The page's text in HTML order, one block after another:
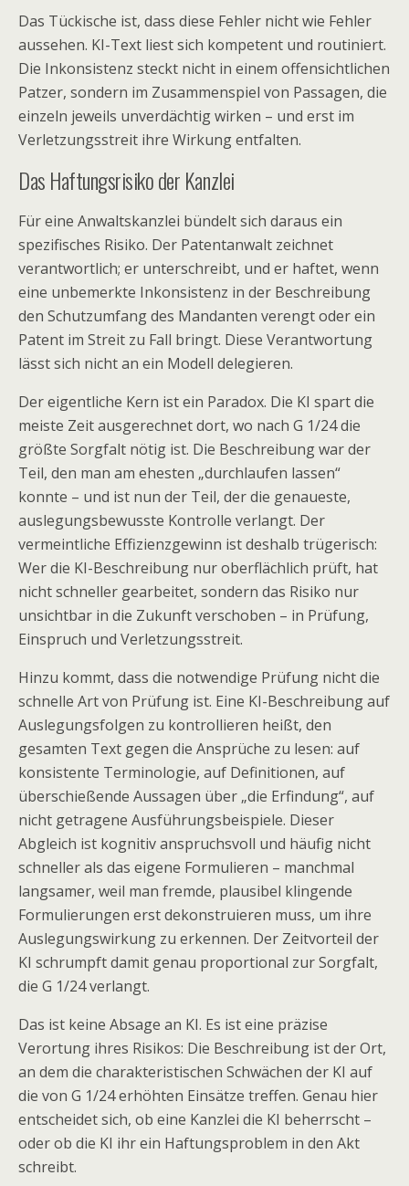
Das Tückische ist, dass diese Fehler nicht wie Fehler
aussehen. KI-Text liest sich kompetent und routiniert.
Die Inkonsistenz steckt nicht in einem offensichtlichen
Patzer, sondern im Zusammenspiel von Passagen, die
einzeln jeweils unverdächtig wirken – und erst im
Verletzungsstreit ihre Wirkung entfalten.
Das Haftungsrisiko der Kanzlei
Für eine Anwaltskanzlei bündelt sich daraus ein
spezifisches Risiko. Der Patentanwalt zeichnet
verantwortlich; er unterschreibt, und er haftet, wenn
eine unbemerkte Inkonsistenz in der Beschreibung
den Schutzumfang des Mandanten verengt oder ein
Patent im Streit zu Fall bringt. Diese Verantwortung
lässt sich nicht an ein Modell delegieren.
Der eigentliche Kern ist ein Paradox. Die KI spart die
meiste Zeit ausgerechnet dort, wo nach G 1/24 die
größte Sorgfalt nötig ist. Die Beschreibung war der
Teil, den man am ehesten „durchlaufen lassen“
konnte – und ist nun der Teil, der die genaueste,
auslegungsbewusste Kontrolle verlangt. Der
vermeintliche Effizienzgewinn ist deshalb trügerisch:
Wer die KI-Beschreibung nur oberflächlich prüft, hat
nicht schneller gearbeitet, sondern das Risiko nur
unsichtbar in die Zukunft verschoben – in Prüfung,
Einspruch und Verletzungsstreit.
Hinzu kommt, dass die notwendige Prüfung nicht die
schnelle Art von Prüfung ist. Eine KI-Beschreibung auf
Auslegungsfolgen zu kontrollieren heißt, den
gesamten Text gegen die Ansprüche zu lesen: auf
konsistente Terminologie, auf Definitionen, auf
überschießende Aussagen über „die Erfindung“, auf
nicht getragene Ausführungsbeispiele. Dieser
Abgleich ist kognitiv anspruchsvoll und häufig nicht
schneller als das eigene Formulieren – manchmal
langsamer, weil man fremde, plausibel klingende
Formulierungen erst dekonstruieren muss, um ihre
Auslegungswirkung zu erkennen. Der Zeitvorteil der
KI schrumpft damit genau proportional zur Sorgfalt,
die G 1/24 verlangt.
Das ist keine Absage an KI. Es ist eine präzise
Verortung ihres Risikos: Die Beschreibung ist der Ort,
an dem die charakteristischen Schwächen der KI auf
die von G 1/24 erhöhten Einsätze treffen. Genau hier
entscheidet sich, ob eine Kanzlei die KI beherrscht –
oder ob die KI ihr ein Haftungsproblem in den Akt
schreibt.